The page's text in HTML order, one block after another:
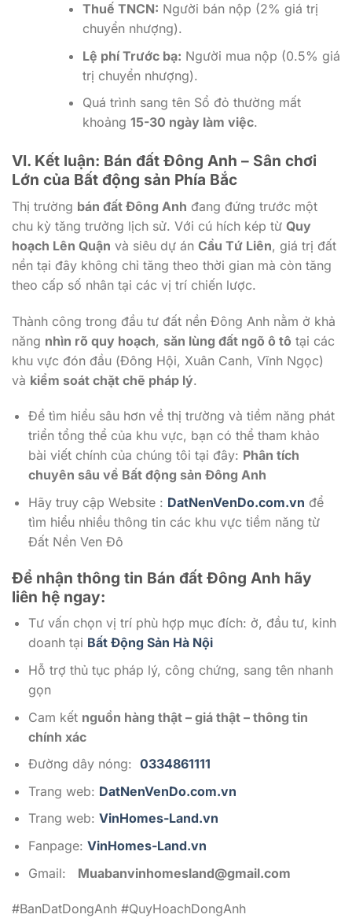
Thuế TNCN: Người bán nộp (2% giá trị
chuyển nhượng).
Lệ phí Trước bạ: Người mua nộp (0.5% giá
trị chuyển nhượng).
Quá trình sang tên Sổ đỏ thường mất
khoảng 15-30 ngày làm việc.
VI. Kết luận: Bán đất Đông Anh – Sân chơi
Lớn của Bất động sản Phía Bắc
Thị trường bán đất Đông Anh đang đứng trước một
chu kỳ tăng trưởng lịch sử. Với cú hích kép từ Quy
hoạch Lên Quận và siêu dự án Cầu Tứ Liên, giá trị đất
nền tại đây không chỉ tăng theo thời gian mà còn tăng
theo cấp số nhân tại các vị trí chiến lược.
Thành công trong đầu tư đất nền Đông Anh nằm ở khả
năng nhìn rõ quy hoạch, săn lùng đất ngõ ô tô tại các
khu vực đón đầu (Đông Hội, Xuân Canh, Vĩnh Ngọc)
và kiểm soát chặt chẽ pháp lý.
Để tìm hiểu sâu hơn về thị trường và tiềm năng phát
triển tổng thể của khu vực, bạn có thể tham khảo
bài viết chính của chúng tôi tại đây: Phân tích
chuyên sâu về Bất động sản Đông Anh
Hãy truy cập Website : DatNenVenDo.com.vn để
tìm hiểu nhiều thông tin các khu vực tiềm năng từ
Đất Nền Ven Đô
Để nhận thông tin Bán đất Đông Anh hãy
liên hệ ngay:
Tư vấn chọn vị trí phù hợp mục đích: ở, đầu tư, kinh
doanh tại Bất Động Sản Hà Nội
Hỗ trợ thủ tục pháp lý, công chứng, sang tên nhanh
gọn
Cam kết nguồn hàng thật – giá thật – thông tin
chính xác
Đường dây nóng: 0334861111
Trang web: DatNenVenDo.com.vn
Trang web: VinHomes-Land.vn
Fanpage: VinHomes-Land.vn
Gmail: Muabanvinhomesland@gmail.com
#BanDatDongAnh #QuyHoachDongAnh